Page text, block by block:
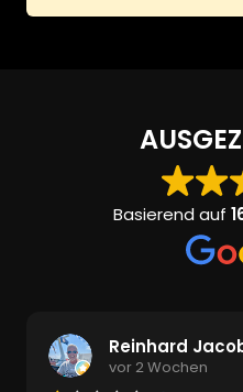
Basierend auf
Reinhard
vor 2 Wochen